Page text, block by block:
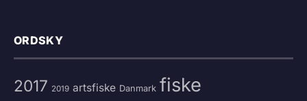
ORDSKY
2017 2019 artsfiske Danmark fiske